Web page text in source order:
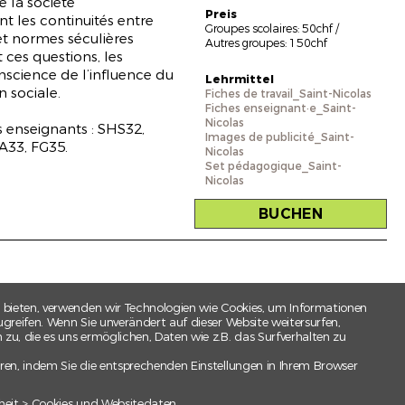
les continuités entre
normes séculières
ces questions, les
de l’influence du
sociale.
: SHS32,
FG35.
Preis
Groupes scolaires: 50chf /
Autres groupes: 150chf
Lehrmittel
Fiches de travail_Saint-Nicolas
Fiches enseignant·e_Saint-
Nicolas
Images de publicité_Saint-
Nicolas
Set pédagogique_Saint-
Nicolas
BUCHEN
verwenden wir Technologien wie Cookies, um Informationen
Wenn Sie unverändert auf dieser Website weitersurfen,
die es uns ermöglichen, Daten wie z.B. das Surfverhalten zu
indem Sie die entsprechenden Einstellungen in Ihrem Browser